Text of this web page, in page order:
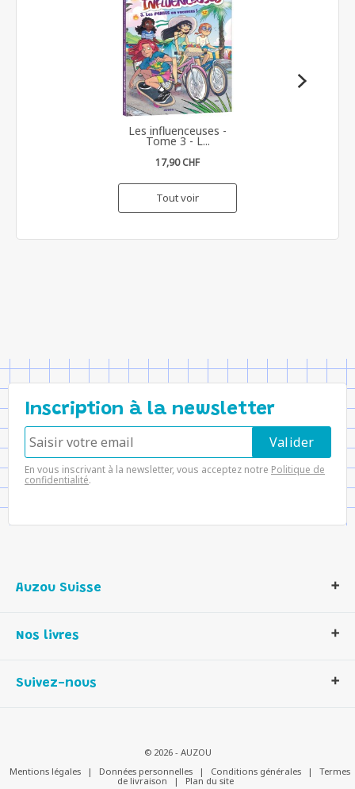
Les influenceuses -
Tome 3 - L...
17,90 CHF
Tout voir
Inscription à la newsletter
En vous inscrivant à la newsletter, vous acceptez notre Politique de
confidentialité.
Auzou Suisse
Notre histoire
Contactez-nous
Nos livres
Livres enfants
Suivez-nous
© 2026 - AUZOU
Mentions légales
| Données personnelles | Conditions générales |
Termes
de livraison
| Plan du site